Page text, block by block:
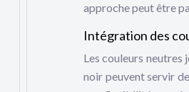
approche peut être
Intégration des
Les couleurs neutres
noir peuvent servir